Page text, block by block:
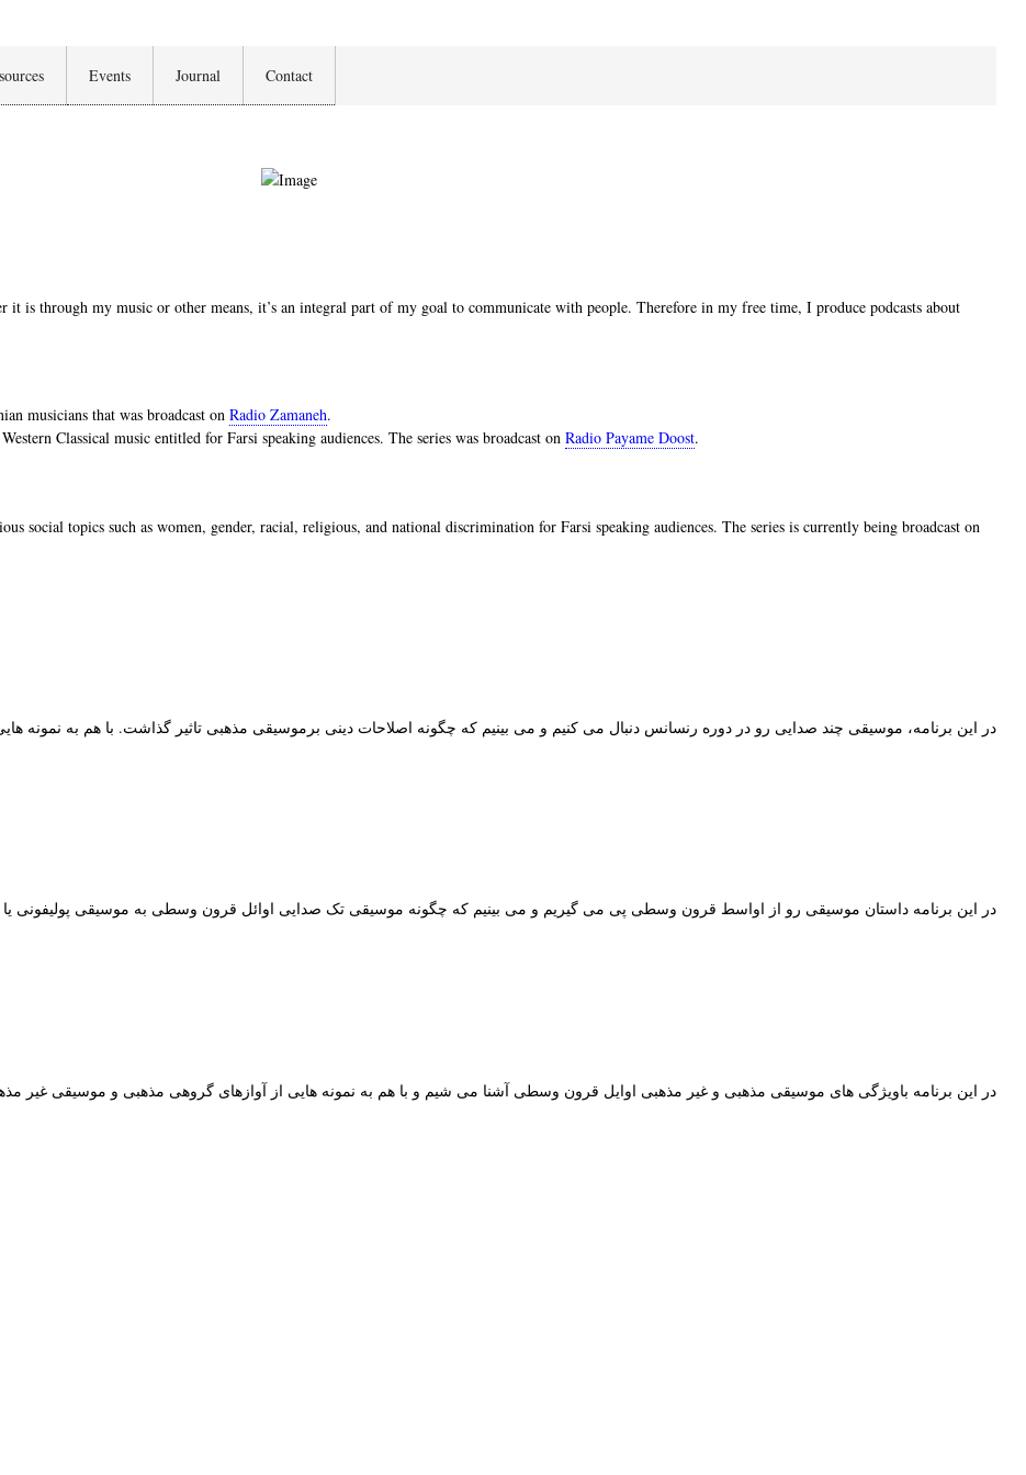
Events Journal Contact
it is through my music or other means, it’s an integral part of my goal to communicate with people. Therefore in my free time, I produce podcasts about
musicians that was broadcast on Radio Zamaneh.
Classical music entitled for Farsi speaking audiences. The series was broadcast on Radio Payame Doost.
social topics such as women, gender, racial, religious, and national discrimination for Farsi speaking audiences. The series is currently being broadcast on
در این برنامه، موسیقی چند صدایی رو در دوره رنسانس دنبال می کنیم و می بینیم که چگونه اصلاحات دینی برموسیقی مذهبی تاثیر گذاشت. با هم به نمونه
در این برنامه داستان موسیقی رو از اواسط قرون وسطی پی می گیریم و می بینیم که چگونه موسیقی تک صدایی اوائل قرون وسطی به موسیقی پولیفونی
در این برنامه باویژگی های موسیقی مذهبی و غیر مذهبی اوایل قرون وسطی آشنا می شیم و با هم به نمونه هایی از آوازهای گروهی مذهبی و موسیقی غیر